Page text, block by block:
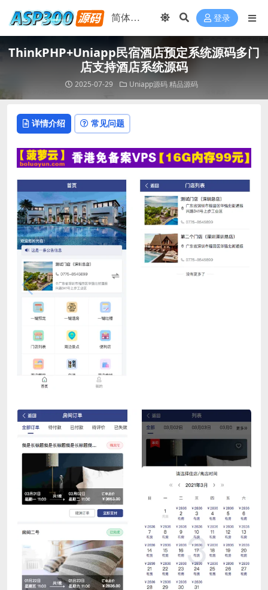
登录
ThinkPHP+Uniapp民宿酒店预定系统源码多门
店支持酒店系统源码
2025-07-29 Uniapp源码精品源码
详情介绍 常见问题